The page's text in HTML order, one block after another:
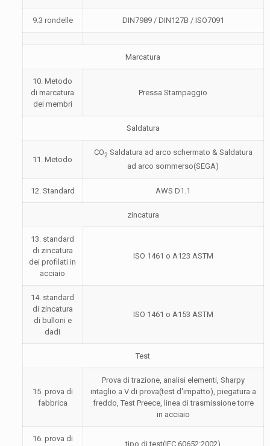
9.3 rondelle DIN7989 / DIN127B / ISO7091
Marcatura
10. Metodo
di marcatura
dei membri
Pressa Stampaggio
Saldatura
11. Metodo
CO2 Saldatura ad arco schermato & Saldatura
ad arco sommerso(SEGA)
12. Standard AWS D1.1
zincatura
13. standard
di zincatura
dei profilati in
acciaio
ISO 1461 o A123 ASTM
14. standard
di zincatura
di bulloni e
dadi
ISO 1461 o A153 ASTM
Test
15. prova di
fabbrica
Prova di trazione, analisi elementi, Sharpy
intaglio a V di prova(test d'impatto), piegatura a
freddo, Test Preece, linea di trasmissione torre
in acciaio
16. prova di
tipo di test(IEC 60652:2002)